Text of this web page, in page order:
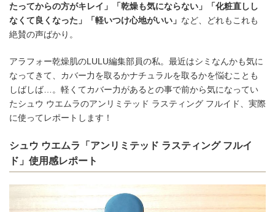
たってからの方がキレイ」「乾燥も気にならない」「化粧直しし
なくて良くなった」「軽いつけ心地がいい」 など、どれもこれも
絶賛の声ばかり。
アラフォー乾燥肌のLULU編集部員の私。最近はシミなんかも気に
なってきて、カバー力を取るかナチュラルを取るかを悩むことも
しばしば…。軽くてカバー力があるとの事で前から気になってい
たシュウ ウエムラのアンリミテッド ラスティング フルイド、実際
に使ってレポートします！
シュウ ウエムラ「アンリミテッド ラスティング フルイ
ド」使用感レポート